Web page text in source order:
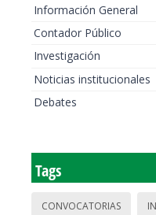
Información General
Contador Público
Investigación
Noticias institucionales
Debates
Tags
CONVOCATORIAS